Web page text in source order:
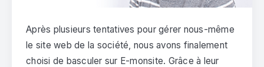
Après plusieurs tentatives pour gérer nous-même
le site web de la société, nous avons finalement
choisi de basculer sur E-monsite. Grâce à leur